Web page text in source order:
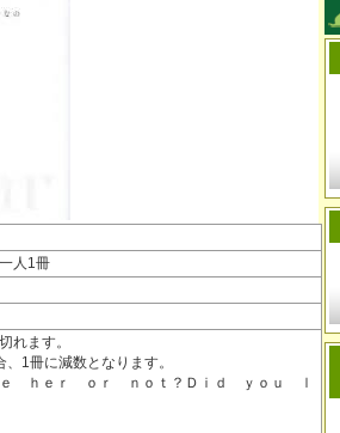
人1冊
れます。
1冊に減数となります。
ｈｅｒ ｏｒ ｎｏｔ？Ｄｉｄ ｙｏｕ ｌ